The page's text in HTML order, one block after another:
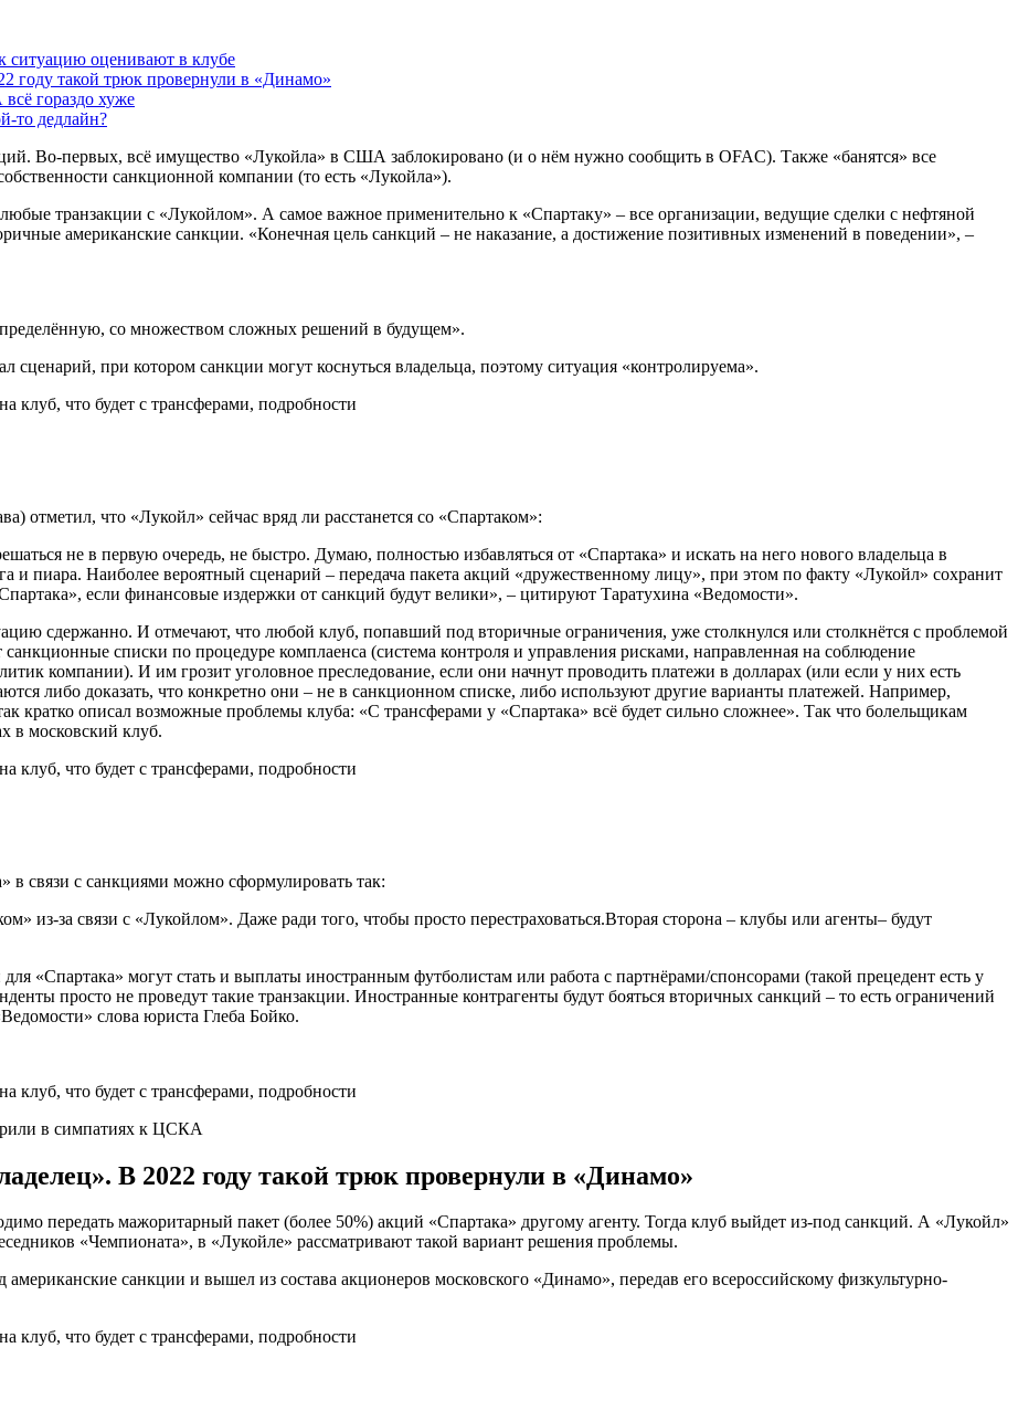
ситуацию оценивают в клубе
году такой трюк провернули в «Динамо»
гораздо хуже
то дедлайн?
Во-первых, всё имущество «Лукойла» в США заблокировано (и о нём нужно сообщить в OFAC). Также «банятся» все
санкционной компании (то есть «Лукойла»).
транзакции с «Лукойлом». А самое важное применительно к «Спартаку» – все организации, ведущие сделки с нефтяной
американские санкции. «Конечная цель санкций – не наказание, а достижение позитивных изменений в поведении», –
со множеством сложных решений в будущем».
сценарий, при котором санкции могут коснуться владельца, поэтому ситуация «контролируема».
отметил, что «Лукойл» сейчас вряд ли расстанется со «Спартаком»:
не в первую очередь, не быстро. Думаю, полностью избавляться от «Спартака» и искать на него нового владельца в
и пиара. Наиболее вероятный сценарий – передача пакета акций «дружественному лицу», при этом по факту «Лукойл» сохранит
если финансовые издержки от санкций будут велики», – цитируют Таратухина «Ведомости».
сдержанно. И отмечают, что любой клуб, попавший под вторичные ограничения, уже столкнулся или столкнётся с проблемой
списки по процедуре комплаенса (система контроля и управления рисками, направленная на соблюдение
компании). И им грозит уголовное преследование, если они начнут проводить платежи в долларах (или если у них есть
либо доказать, что конкретно они – не в санкционном списке, либо используют другие варианты платежей. Например,
кратко описал возможные проблемы клуба: «С трансферами у «Спартака» всё будет сильно сложнее». Так что болельщикам
в московский клуб.
связи с санкциями можно сформулировать так:
из-за связи с «Лукойлом». Даже ради того, чтобы просто перестраховаться.Вторая сторона – клубы или агенты– будут
«Спартака» могут стать и выплаты иностранным футболистам или работа с партнёрами/спонсорами (такой прецедент есть у
просто не проведут такие транзакции. Иностранные контрагенты будут бояться вторичных санкций – то есть ограничений
слова юриста Глеба Бойко.
в симпатиях к ЦСКА
В 2022 году такой трюк провернули в «Динамо»
передать мажоритарный пакет (более 50%) акций «Спартака» другому агенту. Тогда клуб выйдет из-под санкций. А «Лукойл»
«Чемпионата», в «Лукойле» рассматривают такой вариант решения проблемы.
санкции и вышел из состава акционеров московского «Динамо», передав его всероссийскому физкультурно-